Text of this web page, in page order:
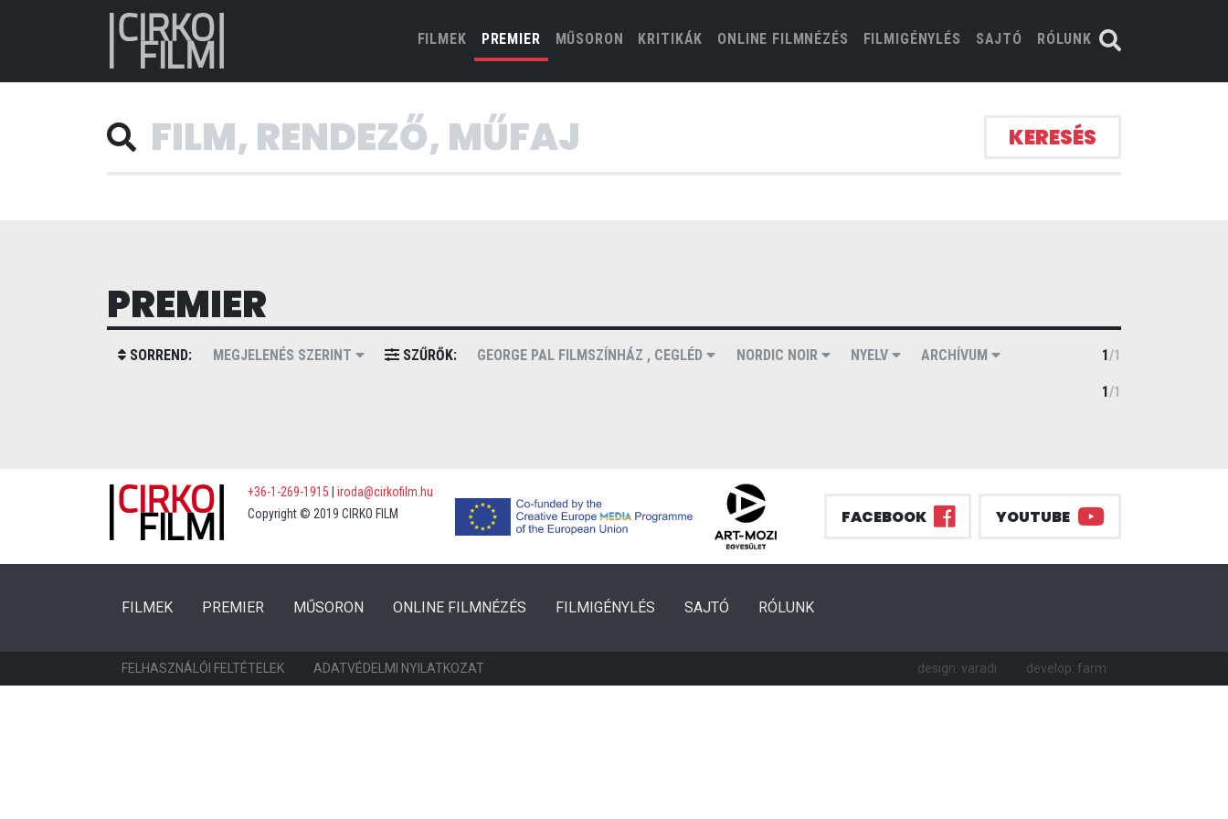
FILMEK(CURRENT)
PREMIER MŰSORON KRITIKÁK ONLINE FILMNÉZÉS FILMIGÉNYLÉS SAJTÓ RÓLUNK
KERESÉS
PREMIER
SORREND: MEGJELENÉS SZERINT SZŰRŐK: GEORGE PAL FILMSZÍNHÁZ , CEGLÉD NORDIC NOIR NYELV ARCHÍVUM 1/1
1/1
+36-1-269-1915
iroda@cirkofilm.hu
Copyright © 2019 CIRKO FILM
FACEBOOK YOUTUBE
FILMEK(CURRENT)
PREMIER (CURRENT)
MŰSORON ONLINE FILMNÉZÉS FILMIGÉNYLÉS SAJTÓ RÓLUNK
FELHASZNÁLÓI FELTÉTELEK ADATVÉDELMI NYILATKOZAT design: varadi develop: farm